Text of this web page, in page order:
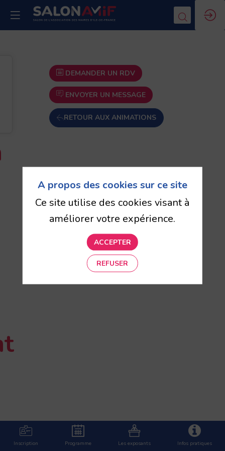
DEMANDER UN RDV
ENVOYER UN MESSAGE
RETOUR AUX ANIMATIONS
Inscription Programme Les exposants Infos pratiques
A propos des cookies sur ce site
Ce site utilise des cookies visant à
améliorer votre expérience.
ACCEPTER
REFUSER